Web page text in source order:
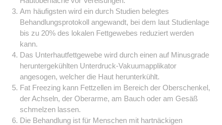
Am häufigsten wird ein durch Studien belegtes
Behandlungsprotokoll angewandt, bei dem laut Studienlage
bis zu 20% des lokalen Fettgewebes reduziert werden
kann.
Das Unterhautfettgewebe wird durch einen auf Minusgrade
heruntergekühlten Unterdruck-Vakuumapplikator
angesogen, welcher die Haut herunterkühlt.
Fat Freezing kann Fettzellen im Bereich der Oberschenkel,
der Achseln, der Oberarme, am Bauch oder am Gesäß
schmelzen lassen.
Die Behandlung ist für Menschen mit hartnäckigen